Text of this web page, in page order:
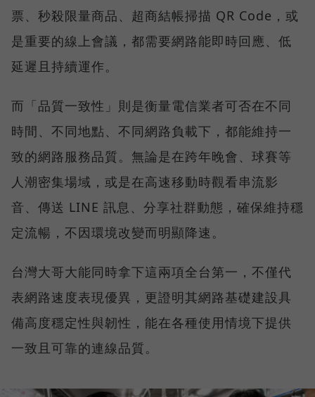
票、秒殺限量商品、超商結帳掃描 QR Code，或
是重要的線上會議，都需要網路能即時回應、低
延遲且持續運作。
而「品質一致性」則是衡量電信業者可否在不同
時間、不同地點、不同網路負載下，都能維持一
致的網路服務品質。無論是在跨年晚會、球賽等
人潮密集場域，或是在高速移動時觀看串流影
音、傳送 LINE 訊息、分享社群動態，確保維持穩
定流暢，不因環境改變而明顯降速。
台灣大哥大能同時拿下這兩項全台第一，不僅代
表網路速度表現優異，更證明其網路基礎建設具
備高度穩定性與韌性，能在各種使用情境下提供
一致且可靠的連線品質。